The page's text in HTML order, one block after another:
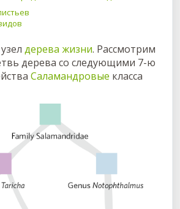
дерева жизни. Рассмотрим
дерева со следующими 7-ю
Саламандровые класса